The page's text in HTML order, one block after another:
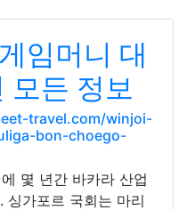
임머니 대
모든 정보
travel.com/winjoi-
bon-choego-
몇 년간 바카라 산업
싱가포르 국회는 마리